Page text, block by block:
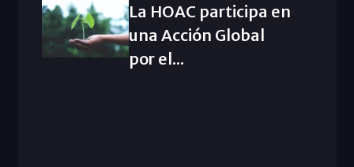
La HOAC participa en
una Acción Global
por el...